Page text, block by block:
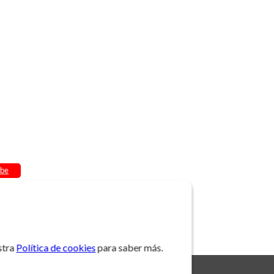
Política de cookiespara saber más.